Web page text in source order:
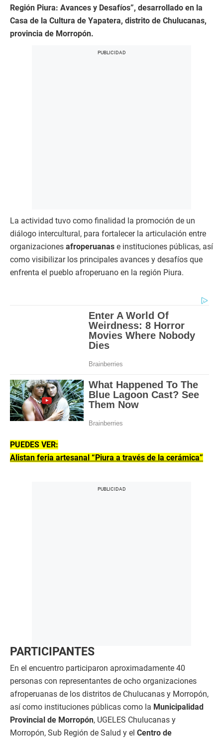
Región Piura: Avances y Desafíos”, desarrollado en la
Casa de la Cultura de Yapatera, distrito de Chulucanas,
provincia de Morropón.
La actividad tuvo como finalidad la promoción de un
diálogo intercultural, para fortalecer la articulación entre
organizaciones afroperuanas e instituciones públicas, así
como visibilizar los principales avances y desafíos que
enfrenta el pueblo afroperuano en la región Piura.
PUEDES VER:
Alistan feria artesanal “Piura a través de la cerámica”
PARTICIPANTES
En el encuentro participaron aproximadamente 40
personas con representantes de ocho organizaciones
afroperuanas de los distritos de Chulucanas y Morropón,
así como instituciones públicas como la Municipalidad
Provincial de Morropón, UGELES Chulucanas y
Morropón, Sub Región de Salud y el Centro de